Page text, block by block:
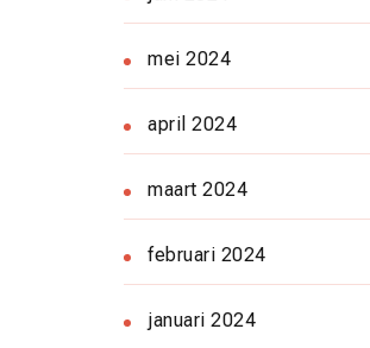
mei 2024
april 2024
maart 2024
februari 2024
januari 2024